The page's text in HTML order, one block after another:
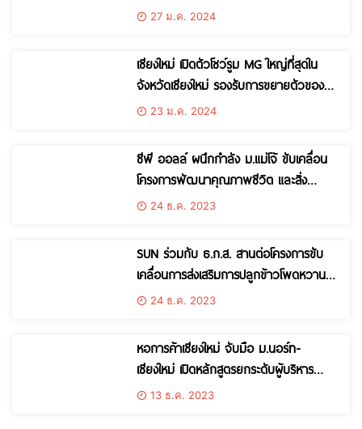
เทคโนโลยีนวัตกรรมเพื่อการเกษตรครบ
27 ม.ค. 2024
เชียงใหม่ เปิดตัวโชว์รูม MG ใหญ่ที่สุดใน
จังหวัดเชียงใหม่ รองรับการขยายตัวของ
ลูกค้า มั่นใจปีนี้รถยนต์ไฟฟ้าเติบโตแบบก้าว
23 ม.ค. 2024
ซีพี ออลล์ ผนึกกำลัง ม.แม่โจ้ ขับเคลื่อน
โครงการพัฒนาคุณภาพชีวิต และสิ่ง
แวดล้อมชุมชน​ หวังเป็นต้นแบบดูแลป่าและ
24 ธ.ค. 2023
SUN ร่วมกับ ธ.ก.ส. สานต่อโครงการขับ
เคลื่อนการส่งเสริมการปลูกข้าวโพดหวาน
ด้วยเทคโนโลยีและนวัตกรรมทางการเกษตร
24 ธ.ค. 2023
หอการค้าเชียงใหม่ จับมือ ม.นอร์ท-
เชียงใหม่ เปิดหลักสูตรยกระดับผู้บริหาร
ระดับกลาง รุ่นที่ 1 CCA ACADEMY ให้ผู้
13 ธ.ค. 2023